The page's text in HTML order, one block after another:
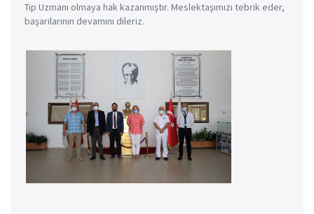
Tıp Uzmanı olmaya hak kazanmıştır. Meslektaşımızı tebrik eder,
başarılarının devamını dileriz.